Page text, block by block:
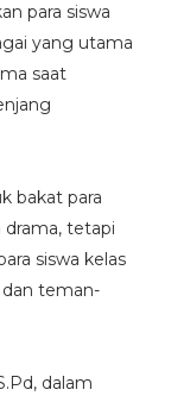
para siswa
yang utama
saat
bakat para
drama, tetapi
siswa kelas
teman-
dalam